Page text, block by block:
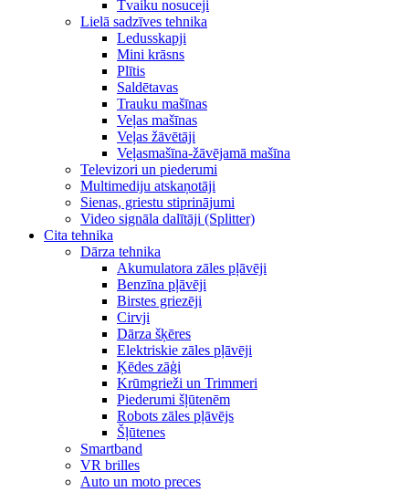
Tvaiku nosuceji
Lielā sadzīves tehnika
Ledusskapji
Mini krāsns
Plītis
Saldētavas
Trauku mašīnas
Veļas mašīnas
Veļas žāvētāji
Veļasmašīna-žāvējamā mašīna
Televizori un piederumi
Multimediju atskaņotāji
Sienas, griestu stiprinājumi
Video signāla dalītāji (Splitter)
Cita tehnika
Dārza tehnika
Akumulatora zāles pļāvēji
Benzīna pļāvēji
Birstes griezēji
Cirvji
Dārza šķēres
Elektriskie zāles pļāvēji
Ķēdes zāģi
Krūmgrieži un Trimmeri
Piederumi šļūtenēm
Robots zāles pļāvējs
Šļūtenes
Smartband
VR brilles
Auto un moto preces